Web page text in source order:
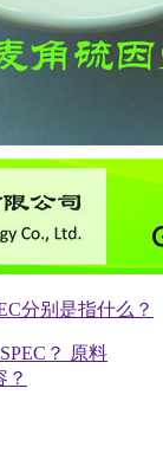
分别是指什么？
？ 原料
？